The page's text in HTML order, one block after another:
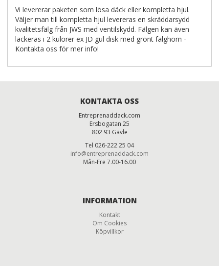
Vi levererar paketen som lösa däck eller kompletta hjul.
Väljer man till kompletta hjul levereras en skräddarsydd
kvalitetsfälg från JWS med ventilskydd. Fälgen kan även
lackeras i 2 kulörer ex JD gul disk med grönt fälghorn -
Kontakta oss för mer info!
KONTAKTA OSS
Entreprenaddack.com
Ersbogatan 25
802 93 Gävle
Tel 026-222 25 04
info@entreprenaddack.com
Mån-Fre 7.00-16.00
INFORMATION
Kontakt
Om Cookies
Köpvillkor